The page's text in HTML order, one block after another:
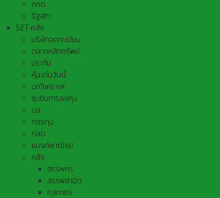
กกต.
รัฐสภา
SET-คลัง
บริษัทจดทะเบียน
ตลาดหลักทรัพย์
ประกัน
หุ้นเด่นวันนี้
บทวิเคราะห์
ซุบซิบการลงทุน
บล.
กองทุน
กลต.
แบงก์พาณิชย์
คลัง
สรรพกร
สรรพสามิต
ศุลกากร